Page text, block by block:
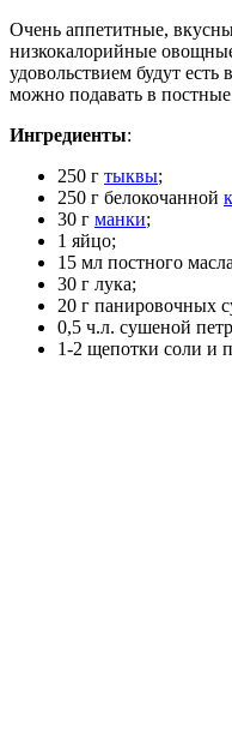
Очень аппетитные,
низкокалорийные
удовольствием будут
можно подавать в
Ингредиенты:
250 г тыквы;
250 г белокочанной
30 г манки;
1 яйцо;
15 мл постного
30 г лука;
20 г панировочных
0,5 ч.л. сушеной
1-2 щепотки соли и